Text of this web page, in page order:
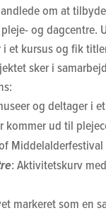
om at
og
et kursus og fik
sker i
og deltager i
kommer ud til
Middelalderfestival
: Aktivitetskurv
markeret som